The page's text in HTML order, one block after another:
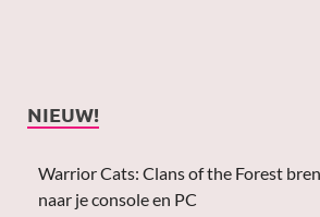
NIEUW!
Warrior Cats: Clans of the Forest
naar je console en PC